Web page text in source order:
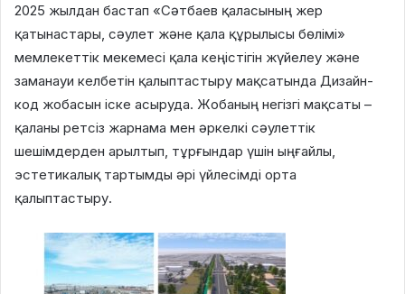
2025 жылдан бастап «Сәтбаев қаласының жер
қатынастары, сәулет және қала құрылысы бөлімі»
мемлекеттік мекемесі қала кеңістігін жүйелеу және
заманауи келбетін қалыптастыру мақсатында Дизайн-
код жобасын іске асыруда. Жобаның негізгі мақсаты –
қаланы ретсіз жарнама мен әркелкі сәулеттік
шешімдерден арылтып, тұрғындар үшін ыңғайлы,
эстетикалық тартымды әрі үйлесімді орта
қалыптастыру.